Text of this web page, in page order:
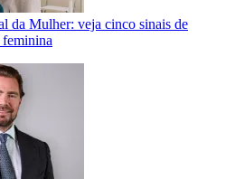
da Mulher: veja cinco sinais de
feminina